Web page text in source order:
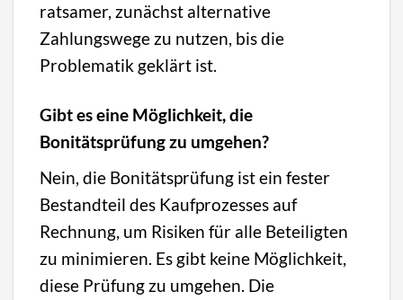
ratsamer, zunächst alternative
Zahlungswege zu nutzen, bis die
Problematik geklärt ist.
Gibt es eine Möglichkeit, die
Bonitätsprüfung zu umgehen?
Nein, die Bonitätsprüfung ist ein fester
Bestandteil des Kaufprozesses auf
Rechnung, um Risiken für alle Beteiligten
zu minimieren. Es gibt keine Möglichkeit,
diese Prüfung zu umgehen. Die